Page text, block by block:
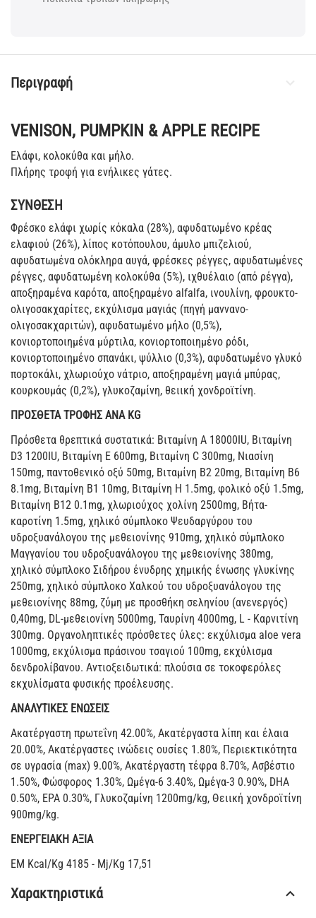
Περιγραφή
VENISON, PUMPKIN & APPLE RECIPE
Ελάφι, κολοκύθα και μήλο.
Πλήρης τροφή για ενήλικες γάτες.
ΣΥΝΘΕΣΗ
Φρέσκο ελάφι χωρίς κόκαλα (28%), αφυδατωμένο κρέας
ελαφιού (26%), λίπος κοτόπουλου, άμυλο μπιζελιού,
αφυδατωμένα ολόκληρα αυγά, φρέσκες ρέγγες, αφυδατωμένες
ρέγγες, αφυδατωμένη κολοκύθα (5%), ιχθυέλαιο (από ρέγγα),
αποξηραμένα καρότα, αποξηραμένο alfalfa, ινουλίνη, φρουκτο-
ολιγοσακχαρίτες, εκχύλισμα μαγιάς (πηγή μαννανο-
ολιγοσακχαριτών), αφυδατωμένο μήλο (0,5%),
κονιορτοποιημένα μύρτιλα, κονιορτοποιημένο ρόδι,
κονιορτοποιημένο σπανάκι, ψύλλιο (0,3%), αφυδατωμένο γλυκό
πορτοκάλι, χλωριούχο νάτριο, αποξηραμένη μαγιά μπύρας,
κουρκουμάς (0,2%), γλυκοζαμίνη, θειική χονδροϊτίνη.
ΠΡΟΣΘΕΤΑ ΤΡΟΦΗΣ ΑΝΑ KG
Πρόσθετα θρεπτικά συστατικά: Βιταμίνη Α 18000IU, Βιταμίνη
D3 1200IU, Βιταμίνη Ε 600mg, Βιταμίνη C 300mg, Νιασίνη
150mg, παντοθενικό οξύ 50mg, Βιταμίνη Β2 20mg, Βιταμίνη B6
8.1mg, Βιταμίνη Β1 10mg, Βιταμίνη H 1.5mg, φολικό οξύ 1.5mg,
Βιταμίνη Β12 0.1mg, χλωριούχος χολίνη 2500mg, Βήτα-
καροτίνη 1.5mg, χηλικό σύμπλοκο Ψευδαργύρου του
υδροξυανάλογου της μεθειονίνης 910mg, χηλικό σύμπλοκο
Μαγγανίου του υδροξυανάλογου της μεθειονίνης 380mg,
χηλικό σύμπλοκο Σιδήρου ένυδρης χημικής ένωσης γλυκίνης
250mg, χηλικό σύμπλοκο Χαλκού του υδροξυανάλογου της
μεθειονίνης 88mg, ζύμη με προσθήκη σεληνίου (ανενεργός)
0,40mg, DL-μεθειονίνη 5000mg, Ταυρίνη 4000mg, L - Kαρνιτίνη
300mg. Οργανοληπτικές πρόσθετες ύλες: εκχύλισμα aloe vera
1000mg, εκχύλισμα πράσινου τσαγιού 100mg, εκχύλισμα
δενδρολίβανου. Αντιοξειδωτικά: πλούσια σε τοκοφερόλες
εκχυλίσματα φυσικής προέλευσης.
ΑΝΑΛΥΤΙΚΕΣ ΕΝΩΣΕΙΣ
Ακατέργαστη πρωτεΐνη 42.00%, Ακατέργαστα λίπη και έλαια
20.00%, Aκατέργαστες ινώδεις ουσίες 1.80%, Περιεκτικότητα
σε υγρασία (max) 9.00%, Aκατέργαστη τέφρα 8.70%, Ασβέστιο
1.50%, Φώσφορος 1.30%, Ωμέγα-6 3.40%, Ωμέγα-3 0.90%, DHA
0.50%, EPA 0.30%, Γλυκοζαμίνη 1200mg/kg, Θειική χονδροϊτίνη
900mg/kg.
ΕΝΕΡΓΕΙΑΚΗ ΑΞΙΑ
EM Kcal/Kg 4185 - Mj/Kg 17,51
Χαρακτηριστικά